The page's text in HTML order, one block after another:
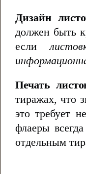
Дизайн
должен быть
если
Печать
тиражах, что
это требует
флаеры
отдельным